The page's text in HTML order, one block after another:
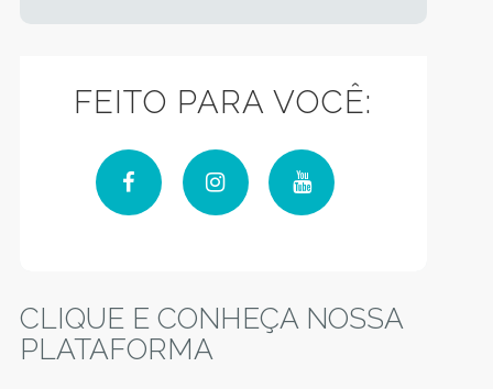
FEITO PARA VOCÊ:
CLIQUE E CONHEÇA NOSSA
PLATAFORMA